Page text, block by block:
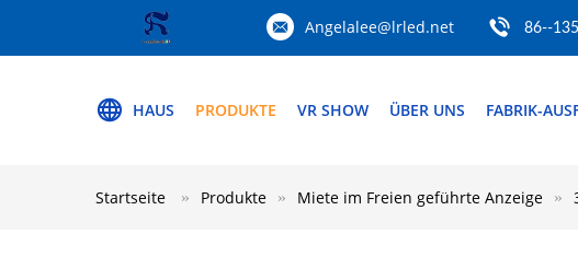
Angelalee@lrled.net 86--
HAUS PRODUKTE VR SHOW ÜBER UNS FABRIK-
Startseite Produkte Miete im Freien geführte Anzeige